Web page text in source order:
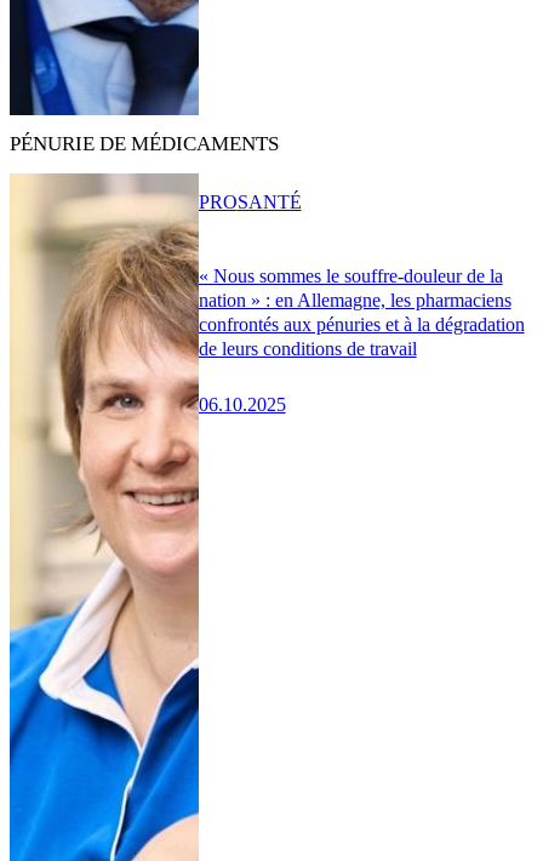
PÉNURIE DE MÉDICAMENTS
« Nous sommes le souffre-douleur de la
nation » : en Allemagne, les pharmaciens
confrontés aux pénuries et à la dégradation
de leurs conditions de travail
06.10.2025
PROSANTÉ